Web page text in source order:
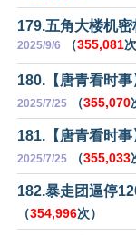
179.五角大楼机
2025/9/6 （355,081次
180.【唐青看时
2025/7/25 （355,070
181.【唐青看时
2025/7/25 （355,033
182.暴走团逼停
（354,996次）